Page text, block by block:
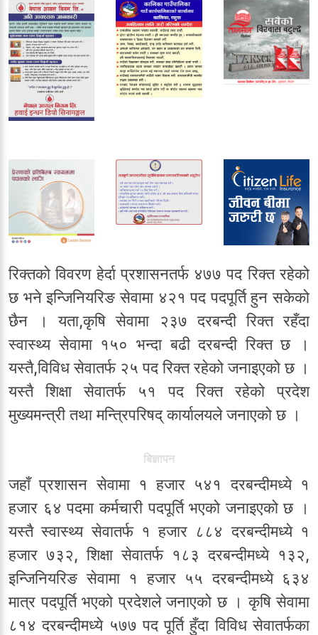
रिक्तको विवरण हेर्दा प्रशासनतर्फ ४७७ पद रिक्त रहेको
छ भने इन्जिनियरिङ सेवामा ४२१ पद पदपूर्ति हुन सकेको
छैन । यता,कृषि सेवामा २३७ दरबन्दी रिक्त रहँदा
स्वास्थ्य सेवामा १५० भन्दा बढी दरबन्दी रिक्त छ ।
यस्तै,विविध सेवातर्फ २५ पद रिक्त रहेको जनाइएको छ ।
यस्तै शिक्षा सेवातर्फ ५१ पद रिक्त रहेको प्रदेश
मुख्यमन्त्री तथा मन्त्रिपरिषद् कार्यालयले जनाएको छ ।
बिज्ञापन
जहाँ प्रशासन सेवामा १ हजार ५४१ दरबन्दीमध्ये १
हजार ६४ पदमा कर्मचारी पदपूर्ति भएको जनाइएको छ ।
यस्तै स्वास्थ्य सेवातर्फ १ हजार ८८४ दरबन्दीमध्ये १
हजार ७३२, शिक्षा सेवातर्फ १८३ दरबन्दीमध्ये १३२,
इन्जिनियरिङ सेवामा १ हजार ५५ दरबन्दीमध्ये ६३४
मात्र पदपूर्ति भएको प्रदेशले जनाएको छ । कृषि सेवामा
८१४ दरबन्दीमध्ये ५७७ पद पूर्ति हुँदा विविध सेवातर्फका